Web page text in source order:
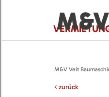
M&V Veit
zurück